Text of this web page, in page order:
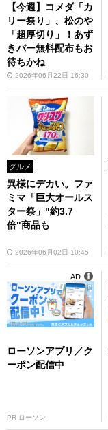
【今週】コメダ「カ
リー祭り」、松のや
「超厚切り」！あず
きバー無料配布もお
待ちかね
2026年06月22日 16:30
グルメ
異様にデカい。ファ
ミマ「巨大オールス
ター祭」"約3.7
倍"商品も
2026年06月02日 10:45
ローソンアプリ／ク
ーポン配信中
PR ローソン
AD